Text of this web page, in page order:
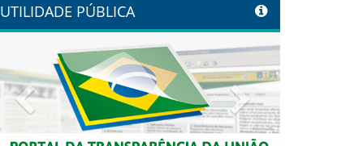
UTILIDADE PÚBLICA
Previous Next